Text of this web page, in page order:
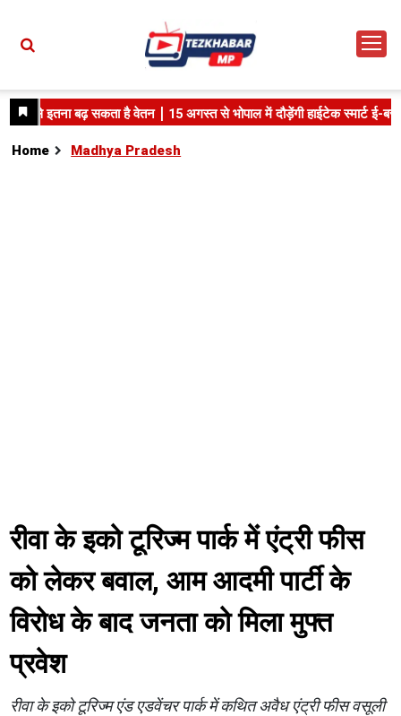
Home Madhya Pradesh
रीवा के इको टूरिज्म पार्क में एंट्री फीस
को लेकर बवाल, आम आदमी पार्टी के
विरोध के बाद जनता को मिला मुफ्त
प्रवेश
रीवा के इको टूरिज्म एंड एडवेंचर पार्क में कथित अवैध एंट्री फीस वसूली